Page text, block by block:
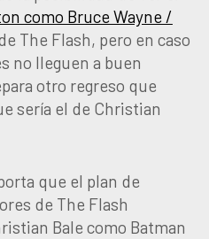
como Bruce Wayne /
The Flash, pero en caso
no lleguen a buen
otro regreso que
sería el de Christian
que el plan de
de The Flash
Bale como Batman